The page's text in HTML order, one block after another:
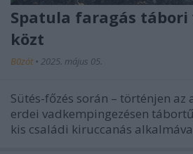
Spatula faragás tábori
közt
B0zót • 2025. május 05.
Sütés-főzés során – történjen
erdei vadkempingezésen
kis családi kiruccanás